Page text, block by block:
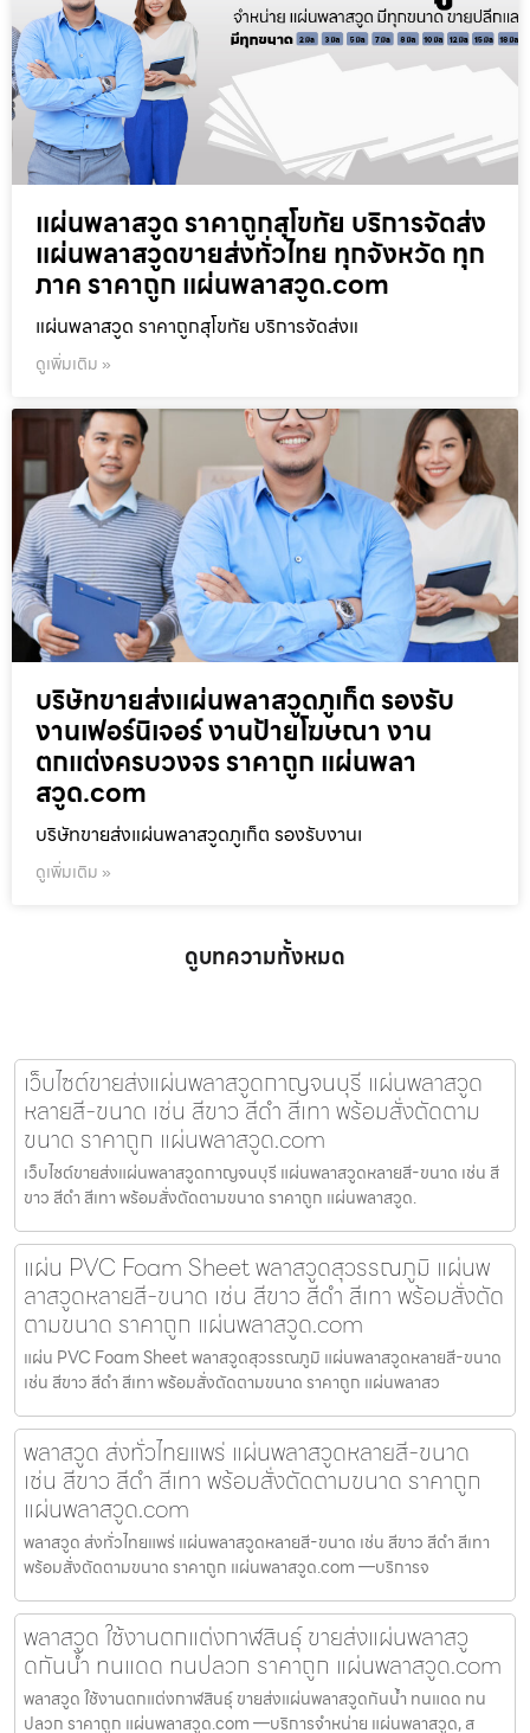
แผ่นพลาสวูด ราคาถูกสุโขทัย บริการจัดส่ง
แผ่นพลาสวูดขายส่งทั่วไทย ทุกจังหวัด ทุก
ภาค ราคาถูก แผ่นพลาสวูด.com
แผ่นพลาสวูด ราคาถูกสุโขทัย บริการจัดส่งแ
ดูเพิ่มเติม »
บริษัทขายส่งแผ่นพลาสวูดภูเก็ต รองรับ
งานเฟอร์นิเจอร์ งานป้ายโฆษณา งาน
ตกแต่งครบวงจร ราคาถูก แผ่นพลา
สวูด.com
บริษัทขายส่งแผ่นพลาสวูดภูเก็ต รองรับงานเ
ดูเพิ่มเติม »
ดูบทความทั้งหมด
เว็บไซต์ขายส่งแผ่นพลาสวูดกาญจนบุรี แผ่นพลาสวูด
หลายสี-ขนาด เช่น สีขาว สีดำ สีเทา พร้อมสั่งตัดตาม
ขนาด ราคาถูก แผ่นพลาสวูด.com
เว็บไซต์ขายส่งแผ่นพลาสวูดกาญจนบุรี แผ่นพลาสวูดหลายสี-ขนาด เช่น สี
ขาว สีดำ สีเทา พร้อมสั่งตัดตามขนาด ราคาถูก แผ่นพลาสวูด.
แผ่น PVC Foam Sheet พลาสวูดสุวรรณภูมิ แผ่นพ
ลาสวูดหลายสี-ขนาด เช่น สีขาว สีดำ สีเทา พร้อมสั่งตัด
ตามขนาด ราคาถูก แผ่นพลาสวูด.com
แผ่น PVC Foam Sheet พลาสวูดสุวรรณภูมิ แผ่นพลาสวูดหลายสี-ขนาด
เช่น สีขาว สีดำ สีเทา พร้อมสั่งตัดตามขนาด ราคาถูก แผ่นพลาสว
พลาสวูด ส่งทั่วไทยแพร่ แผ่นพลาสวูดหลายสี-ขนาด
เช่น สีขาว สีดำ สีเทา พร้อมสั่งตัดตามขนาด ราคาถูก
แผ่นพลาสวูด.com
พลาสวูด ส่งทั่วไทยแพร่ แผ่นพลาสวูดหลายสี-ขนาด เช่น สีขาว สีดำ สีเทา
พร้อมสั่งตัดตามขนาด ราคาถูก แผ่นพลาสวูด.com —บริการจ
พลาสวูด ใช้งานตกแต่งกาฬสินธุ์ ขายส่งแผ่นพลาสวู
ดกันน้ำ ทนแดด ทนปลวก ราคาถูก แผ่นพลาสวูด.com
พลาสวูด ใช้งานตกแต่งกาฬสินธุ์ ขายส่งแผ่นพลาสวูดกันน้ำ ทนแดด ทน
ปลวก ราคาถูก แผ่นพลาสวูด.com —บริการจำหน่าย แผ่นพลาสวูด, ส